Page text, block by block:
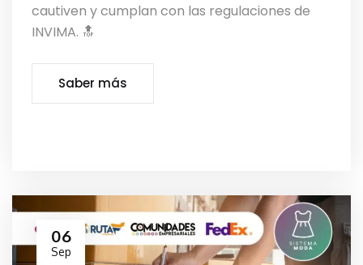
cautiven y cumplan con las regulaciones de
INVIMA. 🔝
Saber más
06
Sep